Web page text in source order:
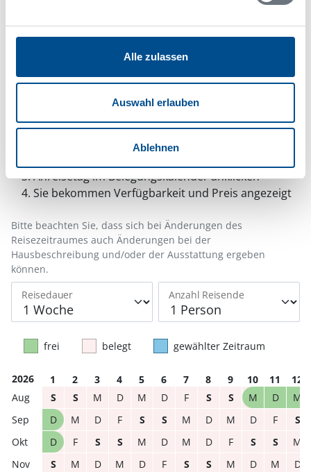
Alle zulassen
Auswahl erlauben
Ablehnen
haben, können Sie weiterhin selbst bestimmen,
welche Funktionen genutzt werden sollen.
Belegungskalender
Reisedauer auswählen
Anreisetag im Belegungskalender anklicken
Sie bekommen Verfügbarkeit und Preis angezeigt
Reisedauer Anzahl Reisende
Bitte beachten Sie, dass sich bei Änderungen des
Reisezeitraumes auch Änderungen bei der
Hausbeschreibung und/oder der Ausstattung ergeben
können.
frei belegt gewählter Zeitraum
2026 1 2 3 4 5 6 7 8 9 10 11
12
S
S M D M D F S S M D
M
D
M D F S S M D M D F
S
D
F S S M D M D F S S
M
S
M D M D F S S M D M
D